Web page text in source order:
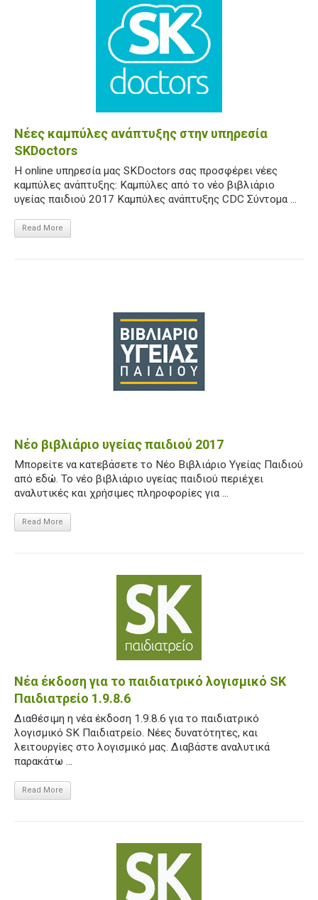
Νέες καμπύλες ανάπτυξης στην υπηρεσία
SKDoctors
Η online υπηρεσία μας SKDoctors σας προσφέρει νέες
καμπύλες ανάπτυξης: Καμπύλες από το νέο βιβλιάριο
υγείας παιδιού 2017 Καμπύλες ανάπτυξης CDC Σύντομα ...
Read More
Νέο βιβλιάριο υγείας παιδιού 2017
Μπορείτε να κατεβάσετε το Νέο Βιβλιάριο Υγείας Παιδιού
από εδώ. Το νέο βιβλιάριο υγείας παιδιού περιέχει
αναλυτικές και χρήσιμες πληροφορίες για ...
Read More
Νέα έκδοση για το παιδιατρικό λογισμικό SK
Παιδιατρείο 1.9.8.6
Διαθέσιμη η νέα έκδοση 1.9.8.6 για το παιδιατρικό
λογισμικό SK Παιδιατρείο. Νέες δυνατότητες, και
λειτουργίες στο λογισμικό μας. Διαβάστε αναλυτικά
παρακάτω ...
Read More